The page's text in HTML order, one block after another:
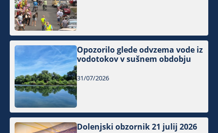
Opozorilo glede odvzema vode iz
vodotokov v sušnem obdobju
31/07/2026
Dolenjski obzornik 21 julij 2026